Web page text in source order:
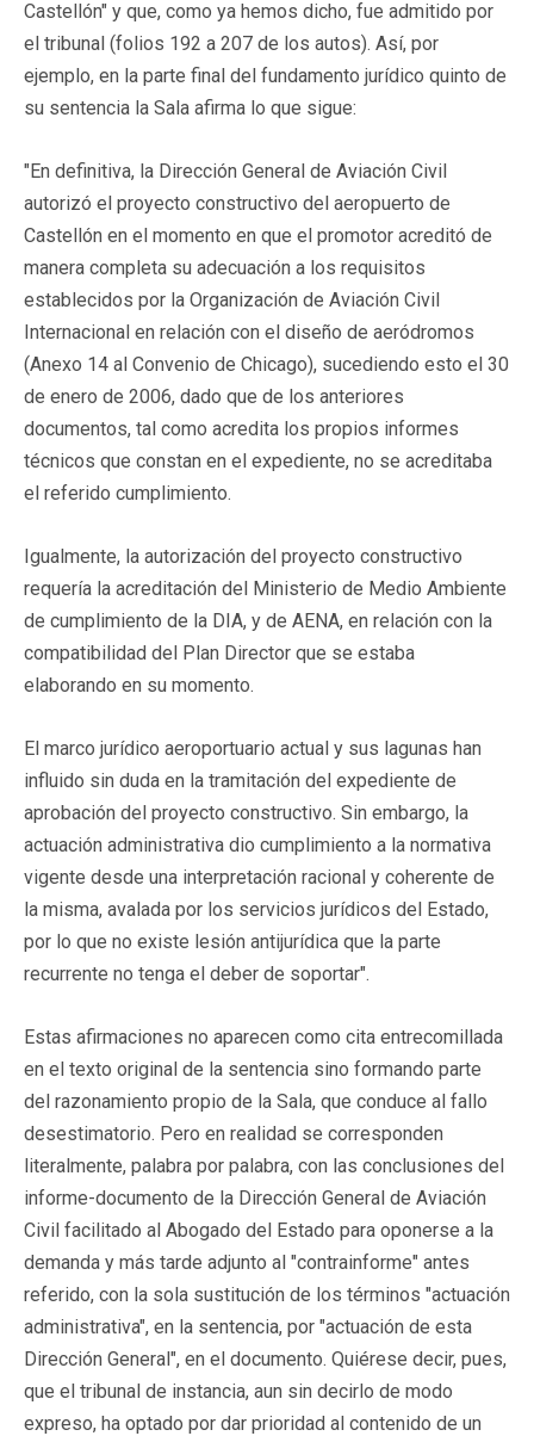
Castellón" y que, como ya hemos dicho, fue admitido por
el tribunal (folios 192 a 207 de los autos). Así, por
ejemplo, en la parte final del fundamento jurídico quinto de
su sentencia la Sala afirma lo que sigue:
"En definitiva, la Dirección General de Aviación Civil
autorizó el proyecto constructivo del aeropuerto de
Castellón en el momento en que el promotor acreditó de
manera completa su adecuación a los requisitos
establecidos por la Organización de Aviación Civil
Internacional en relación con el diseño de aeródromos
(Anexo 14 al Convenio de Chicago), sucediendo esto el 30
de enero de 2006, dado que de los anteriores
documentos, tal como acredita los propios informes
técnicos que constan en el expediente, no se acreditaba
el referido cumplimiento.
Igualmente, la autorización del proyecto constructivo
requería la acreditación del Ministerio de Medio Ambiente
de cumplimiento de la DIA, y de AENA, en relación con la
compatibilidad del Plan Director que se estaba
elaborando en su momento.
El marco jurídico aeroportuario actual y sus lagunas han
influido sin duda en la tramitación del expediente de
aprobación del proyecto constructivo. Sin embargo, la
actuación administrativa dio cumplimiento a la normativa
vigente desde una interpretación racional y coherente de
la misma, avalada por los servicios jurídicos del Estado,
por lo que no existe lesión antijurídica que la parte
recurrente no tenga el deber de soportar".
Estas afirmaciones no aparecen como cita entrecomillada
en el texto original de la sentencia sino formando parte
del razonamiento propio de la Sala, que conduce al fallo
desestimatorio. Pero en realidad se corresponden
literalmente, palabra por palabra, con las conclusiones del
informe-documento de la Dirección General de Aviación
Civil facilitado al Abogado del Estado para oponerse a la
demanda y más tarde adjunto al "contrainforme" antes
referido, con la sola sustitución de los términos "actuación
administrativa", en la sentencia, por "actuación de esta
Dirección General", en el documento. Quiérese decir, pues,
que el tribunal de instancia, aun sin decirlo de modo
expreso, ha optado por dar prioridad al contenido de un